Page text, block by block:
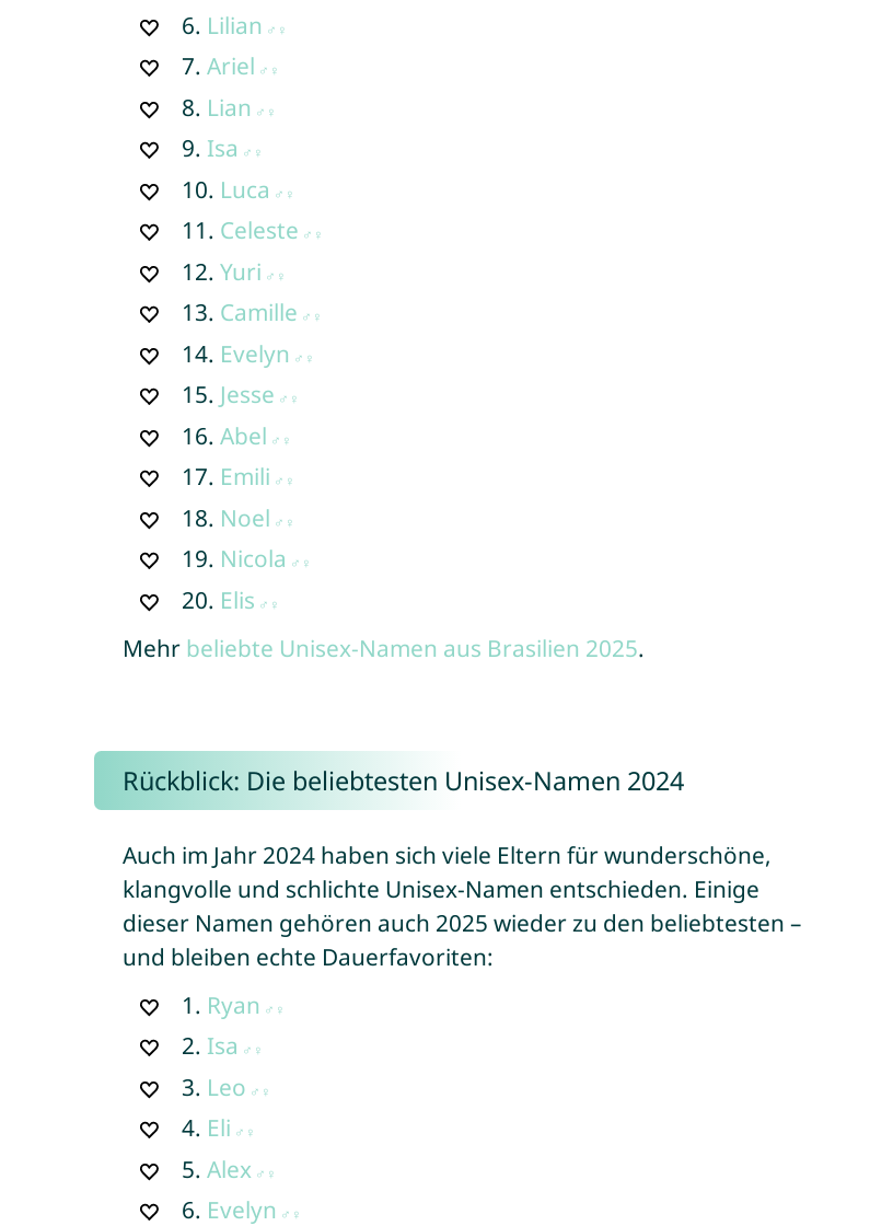
6. Lilian
7.Ariel
8. Lian
9. Isa
10. Luca
11. Celeste
12.Yuri
13. Camille
14. Evelyn
15. Jesse
16.Abel
17. Emili
18. Noel
19. Nicola
20. Elis
Mehr beliebte Unisex-Namen aus Brasilien 2025.
Rückblick: Die beliebtesten Unisex-Namen 2024
Auch im Jahr 2024 haben sich viele Eltern für wunderschöne,
klangvolle und schlichte Unisex-Namen entschieden. Einige
dieser Namen gehören auch 2025 wieder zu den beliebtesten –
und bleiben echte Dauerfavoriten:
1. Ryan
2. Isa
3. Leo
4. Eli
5.Alex
6. Evelyn